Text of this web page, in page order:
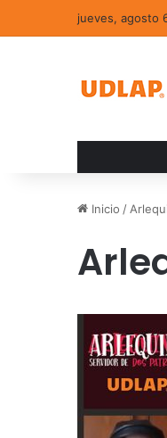
jueves, agosto
Inicio /